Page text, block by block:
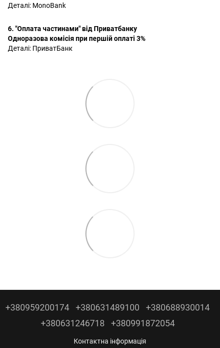
Деталі: MonoBank
6. "Оплата частинами" від Приватбанку
Одноразова комісія при першій оплаті 3%
Деталі: ПриватБанк
+380959200174 +380631489100
+380688930014
+380631246718
+380991872054
Контактна інформація